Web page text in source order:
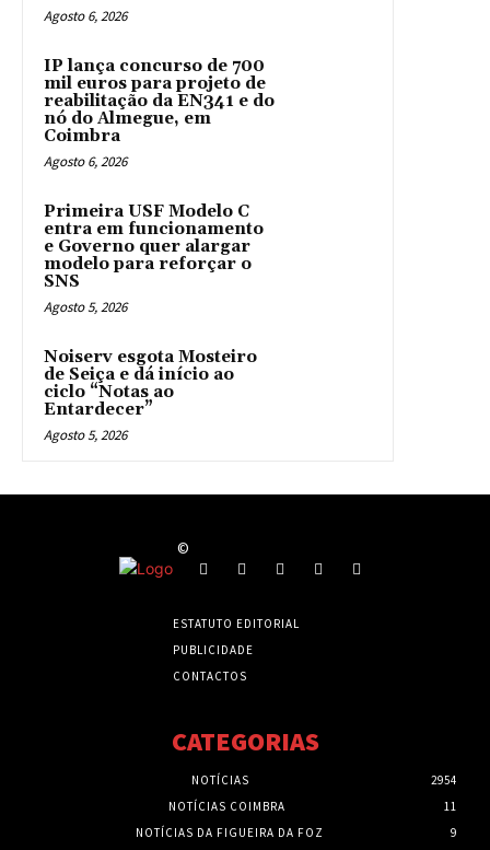
Agosto 6, 2026
IP lança concurso de 700
mil euros para projeto de
reabilitação da EN341 e do
nó do Almegue, em
Coimbra
Agosto 6, 2026
Primeira USF Modelo C
entra em funcionamento
e Governo quer alargar
modelo para reforçar o
SNS
Agosto 5, 2026
Noiserv esgota Mosteiro
de Seiça e dá início ao
ciclo “Notas ao
Entardecer”
Agosto 5, 2026
©
ESTATUTO EDITORIAL
PUBLICIDADE
CONTACTOS
CATEGORIAS
NOTÍCIAS
2954
NOTÍCIAS COIMBRA
11
NOTÍCIAS DA FIGUEIRA DA FOZ
9